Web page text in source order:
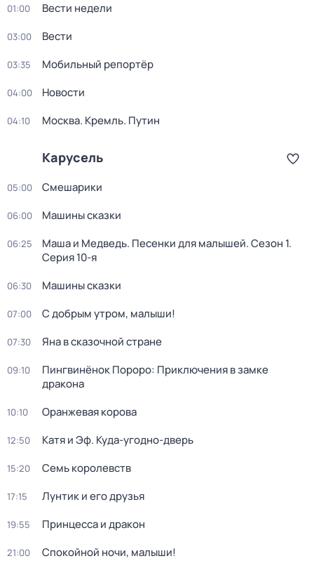
01:00 Вести недели
03:00 Вести
03:35 Мобильный репортёр
04:00 Новости
04:10 Москва. Кремль. Путин
Карусель
05:00 Смешарики
06:00 Машины сказки
06:25 Маша и Медведь. Песенки для малышей. Сезон 1.
Серия 10-я
06:30 Машины сказки
07:00 С добрым утром, малыши!
07:30 Яна в сказочной стране
09:10
Пингвинёнок Пороро: Приключения в замке
дракона
10:10 Оранжевая корова
12:50 Катя и Эф. Куда-угодно-дверь
15:20 Семь королевств
17:15 Лунтик и его друзья
19:55 Принцесса и дракон
21:00 Спокойной ночи, малыши!